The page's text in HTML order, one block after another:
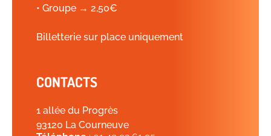
• Groupe → 2,50€
Billetterie sur place uniquement
CONTACTS
1 allée du Progrès
93120 La Courneuve